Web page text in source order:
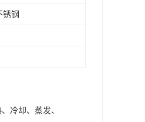
锈钢
冷却、蒸发、